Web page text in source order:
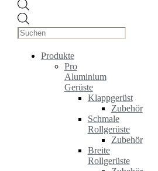
search
Produkte
Pro
Aluminium
Gerüste
Klappgerüst
Zubehör
Schmale
Rollgerüste
Zubehör
Breite
Rollgerüste